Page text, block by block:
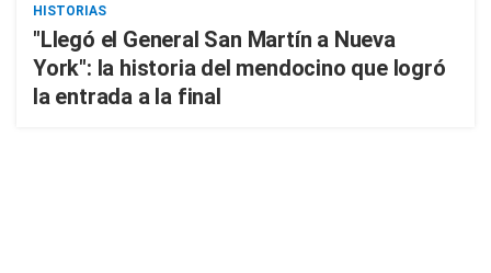
HISTORIAS
"Llegó el General San Martín a Nueva
York": la historia del mendocino que logró
la entrada a la final